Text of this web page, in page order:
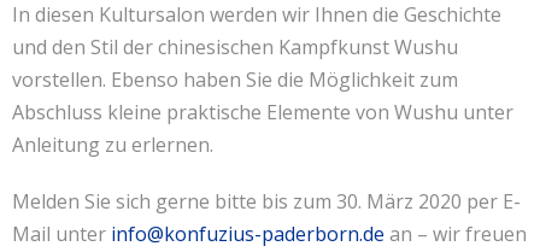
In diesen Kultursalon werden wir Ihnen die Geschichte
und den Stil der chinesischen Kampfkunst Wushu
vorstellen. Ebenso haben Sie die Möglichkeit zum
Abschluss kleine praktische Elemente von Wushu unter
Anleitung zu erlernen.
Melden Sie sich gerne bitte bis zum 30. März 2020 per E-
Mail unter info@konfuzius-paderborn.de an – wir freuen